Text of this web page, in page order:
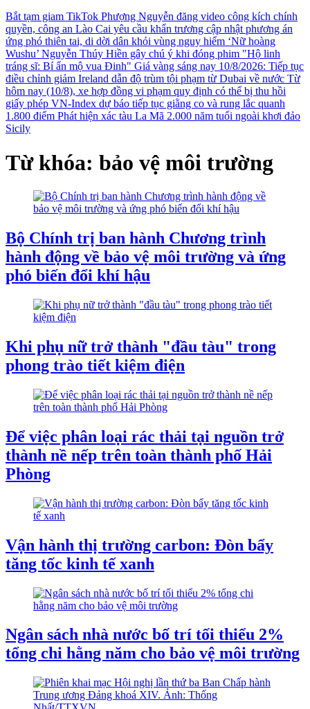
Bắt tạm giam TikTok Phượng Nguyễn đăng video công kích chính
quyền, công an Lào Cai yêu cầu khẩn trương cập nhật phương án
ứng phó thiên tai, di dời dân khỏi vùng nguy hiểm ‘Nữ hoàng
Wushu’ Nguyễn Thúy Hiền gây chú ý khi đóng phim "Hộ linh
tráng sĩ: Bí ẩn mộ vua Đinh" Giá vàng sáng nay 10/8/2026: Tiếp tục
điều chỉnh giảm Ireland dẫn độ trùm tội phạm từ Dubai về nước Từ
hôm nay (10/8), xe hợp đồng vi phạm quy định có thể bị thu hồi
giấy phép VN-Index dự báo tiếp tục giằng co và rung lắc quanh
1.800 điểm Phát hiện xác tàu La Mã 2.000 năm tuổi ngoài khơi đảo
Sicily
Từ khóa: bảo vệ môi trường
Bộ Chính trị ban hành Chương trình
hành động về bảo vệ môi trường và ứng
phó biến đổi khí hậu
Khi phụ nữ trở thành "đầu tàu" trong
phong trào tiết kiệm điện
Để việc phân loại rác thải tại nguồn trở
thành nề nếp trên toàn thành phố Hải
Phòng
Vận hành thị trường carbon: Đòn bẩy
tăng tốc kinh tế xanh
Ngân sách nhà nước bố trí tối thiểu 2%
tổng chi hằng năm cho bảo vệ môi trường